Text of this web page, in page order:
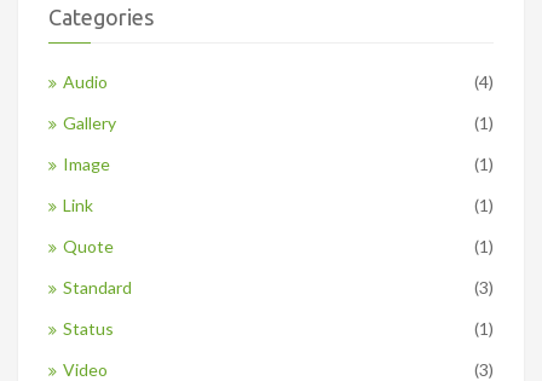
Categories
Audio
(4)
Gallery
(1)
Image
(1)
Link
(1)
Quote
(1)
Standard
(3)
Status
(1)
Video
(3)